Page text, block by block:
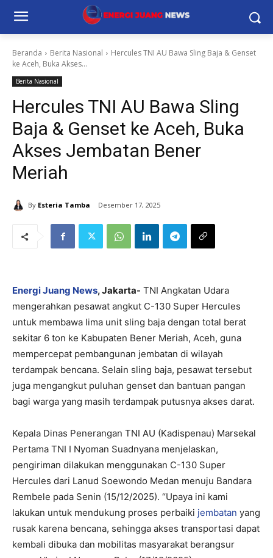
Beranda Berita Nasional
Hercules TNI AU Bawa Sling Baja & Genset
ke Aceh, Buka Akses...
Berita Nasional
Hercules TNI AU Bawa Sling
Baja & Genset ke Aceh, Buka
Akses Jembatan Bener
Meriah
By Esteria Tamba Desember 17, 2025
Energi Juang News, Jakarta- TNI Angkatan Udara
mengerahkan pesawat angkut C-130 Super Hercules
untuk membawa lima unit sling baja dengan total berat
sekitar 6 ton ke Kabupaten Bener Meriah, Aceh, guna
mempercepat pembangunan jembatan di wilayah
terdampak bencana. Selain sling baja, pesawat tersebut
juga mengangkut puluhan genset dan bantuan pangan
bagi warga yang masih terdampak putusnya akses darat.​
Kepala Dinas Penerangan TNI AU (Kadispenau) Marsekal
Pertama TNI I Nyoman Suadnyana menjelaskan,
pengiriman dilakukan menggunakan C-130 Super
Hercules dari Lanud Soewondo Medan menuju Bandara
Rembele pada Senin (15/12/2025). “Upaya ini kami
lakukan untuk mendukung proses perbaiki jembatan yang
rusak karena bencana, sehingga akses transportasi dapat
kembali dibuka dan mobilitas masyarakat berangsur